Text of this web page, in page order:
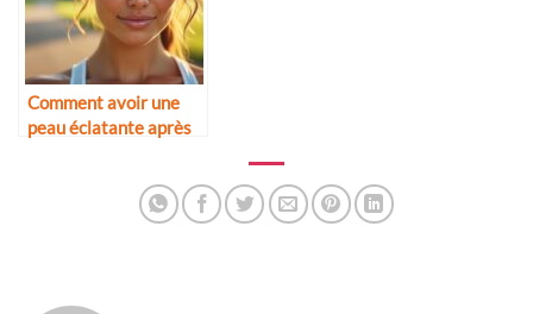
Comment avoir une
peau éclatante après